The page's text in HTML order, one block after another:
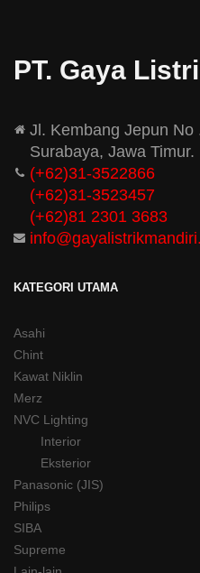
PT. Gaya
Jl. Kembang Jepun No
Surabaya, Jawa Timur.
(+62)31-3522866
(+62)31-3523457
(+62)81 2301 3683
KATEGORI UTAMA
Asahi
Chint
Kawat Niklin
Merz
NVC Lighting
Interior
Eksterior
Panasonic (JIS)
Philips
SIBA
Supreme